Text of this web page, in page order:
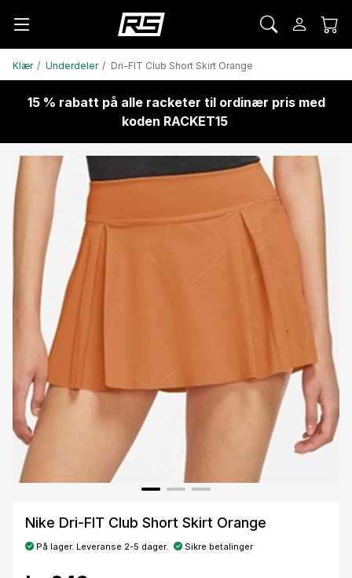
Klær Underdeler Dri-FIT Club Short Skirt Orange
15 % rabatt på alle racketer til ordinær pris med
koden RACKET15
Nike Dri-FIT Club Short Skirt Orange
På lager. Leveranse 2-5 dager. Sikre betalinger